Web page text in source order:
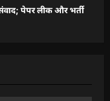
संवाद; पेपर लीक और भर्ती